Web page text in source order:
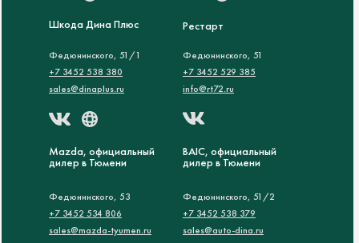
Федюнинского, 51/2
+7 3452 538 379
sales@auto-dina.ru
Шкода Дина Плюс
Федюнинского, 51/1
+7 3452 538 380
sales@dinaplus.ru
Рестарт
Федюнинского, 51
+7 3452 529 385
info@rt72.ru
Mazda, официальный
дилер в Тюмени
Федюнинского, 53
+7 3452 534 806
sales@mazda-tyumen.ru
BAIC, официальный
дилер в Тюмени